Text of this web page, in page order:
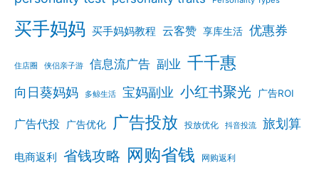
买手妈妈 买手妈妈教程 云客赞 享库生活 优惠券
住店圈 侠侣亲子游 信息流广告 副业 千千惠
向日葵妈妈 多鲸生活 宝妈副业 小红书聚光 广告ROI
广告代投 广告优化 广告投放 投放优化 抖音投流 旅划算
电商返利 省钱攻略 网购省钱 网购返利